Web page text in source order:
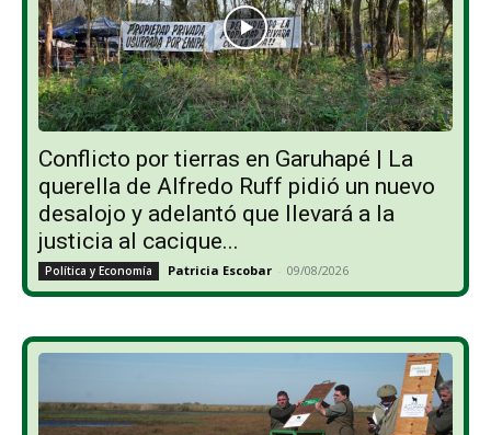
Conflicto por tierras en Garuhapé | La
querella de Alfredo Ruff pidió un nuevo
desalojo y adelantó que llevará a la
justicia al cacique...
Política y Economía Patricia Escobar - 09/08/2026